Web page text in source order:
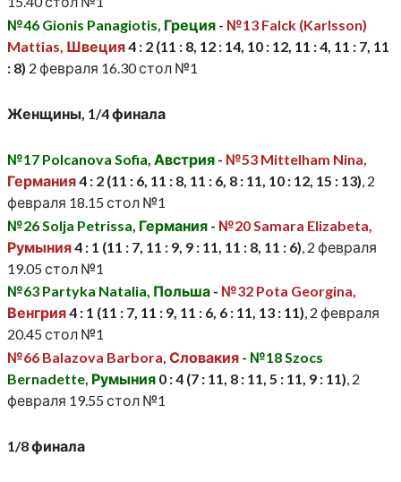
№46 Gionis Panagiotis, Греция - №13 Falck (Karlsson)
Mattias, Швеция4 : 2 (11 : 8, 12 : 14, 10 : 12, 11 : 4, 11 : 7, 11
: 8) 2 февраля 16.30 стол №1
Женщины, 1/4 финала
№17 Polcanova Sofia, Австрия - №53 Mittelham Nina,
Германия4 : 2 (11 : 6, 11 : 8, 11 : 6, 8 : 11, 10 : 12, 15 : 13), 2
февраля 18.15 стол №1
№26 Solja Petrissa, Германия - №20 Samara Elizabeta,
Румыния4 : 1 (11 : 7, 11 : 9, 9 : 11, 11 : 8, 11 : 6) , 2 февраля
19.05 стол №1
№63 Partyka Natalia, Польша - №32 Pota Georgina,
Венгрия4 : 1 (11 : 7, 11 : 9, 11 : 6, 6 : 11, 13 : 11), 2 февраля
20.45 стол №1
№66 Balazova Barbora, Словакия - №18 Szocs
Bernadette, Румыния 0 : 4 (7 : 11, 8 : 11, 5 : 11, 9 : 11) , 2
февраля 19.55 стол №1
1/8 финала